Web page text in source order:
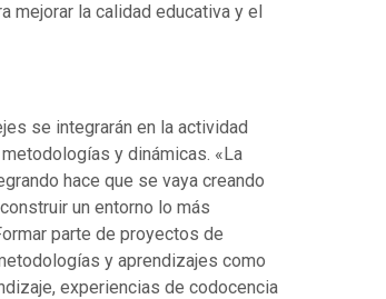
mejorar la calidad educativa y el
se integrarán en la actividad
y dinámicas. «La
hace que se vaya creando
un entorno lo más
parte de proyectos de
y aprendizajes como
experiencias de codocencia